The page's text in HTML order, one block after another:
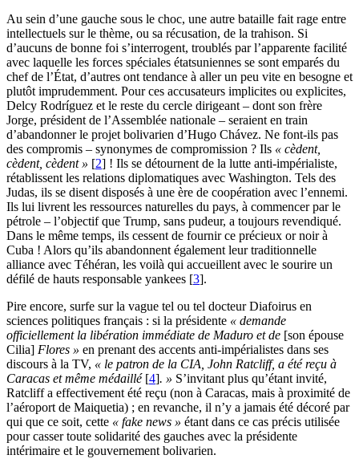
Au sein d’une gauche sous le choc, une autre bataille fait rage entre
intellectuels sur le thème, ou sa récusation, de la trahison. Si
d’aucuns de bonne foi s’interrogent, troublés par l’apparente facilité
avec laquelle les forces spéciales étatsuniennes se sont emparés du
chef de l’État, d’autres ont tendance à aller un peu vite en besogne et
plutôt imprudemment. Pour ces accusateurs implicites ou explicites,
Delcy Rodríguez et le reste du cercle dirigeant – dont son frère
Jorge, président de l’Assemblée nationale – seraient en train
d’abandonner le projet bolivarien d’Hugo Chávez. Ne font-ils pas
des compromis – synonymes de compromission ? Ils « cèdent,
cèdent, cèdent » [2] ! Ils se détournent de la lutte anti-impérialiste,
rétablissent les relations diplomatiques avec Washington. Tels des
Judas, ils se disent disposés à une ère de coopération avec l’ennemi.
Ils lui livrent les ressources naturelles du pays, à commencer par le
pétrole – l’objectif que Trump, sans pudeur, a toujours revendiqué.
Dans le même temps, ils cessent de fournir ce précieux or noir à
Cuba ! Alors qu’ils abandonnent également leur traditionnelle
alliance avec Téhéran, les voilà qui accueillent avec le sourire un
défilé de hauts responsable yankees [3].
Pire encore, surfe sur la vague tel ou tel docteur Diafoirus en
sciences politiques français : si la présidente « demande
officiellement la libération immédiate de Maduro et de [son épouse
Cilia] Flores » en prenant des accents anti-impérialistes dans ses
discours à la TV, « le patron de la CIA, John Ratcliff, a été reçu à
Caracas et même médaillé[4]. » S’invitant plus qu’étant invité,
Ratcliff a effectivement été reçu (non à Caracas, mais à proximité de
l’aéroport de Maiquetia) ; en revanche, il n’y a jamais été décoré par
qui que ce soit, cette « fake news » étant dans ce cas précis utilisée
pour casser toute solidarité des gauches avec la présidente
intérimaire et le gouvernement bolivarien.